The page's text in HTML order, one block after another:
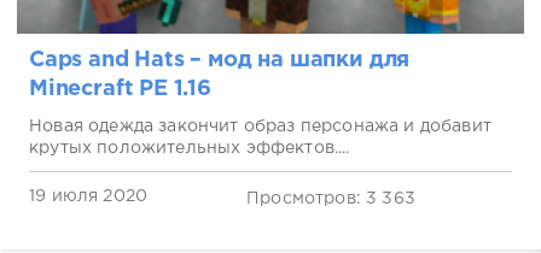
Caps and Hats – мод на шапки для
Minecraft PE 1.16
Новая одежда закончит образ персонажа и добавит
крутых положительных эффектов....
19 июля 2020 Просмотров: 3 363